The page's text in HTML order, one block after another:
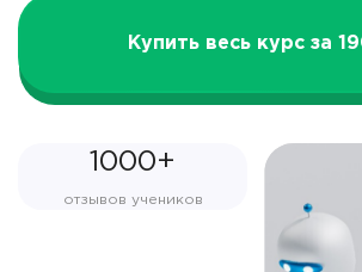
Купить весь курс за
1000+
отзывов учеников